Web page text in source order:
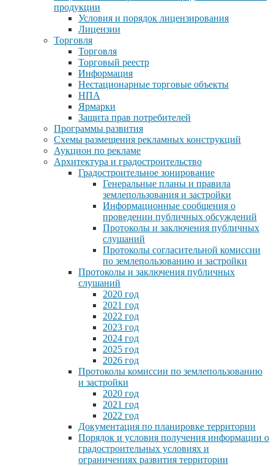
продукции
Условия и порядок лицензирования
Лицензии
Торговля
Торговля
Торговый реестр
Информация
Нестационарные торговые объекты
НПА
Ярмарки
Защита прав потребителей
Программы развития
Схемы размещения рекламных конструкций
Аукцион по рекламе
Архитектура и градостроительство
Градостроительное зонирование
Генеральные планы и правила
землепользования и застройки
Информационные сообщения о
проведении публичных обсуждений
Протоколы и заключения публичных
слушаний
Протоколы согласительной комиссии
по землепользованию и застройки
Протоколы и заключения публичных
слушаний
2020 год
2021 год
2022 год
2023 год
2024 год
2025 год
2026 год
Протоколы комиссии по землепользованию
и застройки
2020 год
2021 год
2022 год
Документация по планировке территории
Порядок и условия получения информации о
градостроительных условиях и
ограничениях развития территории